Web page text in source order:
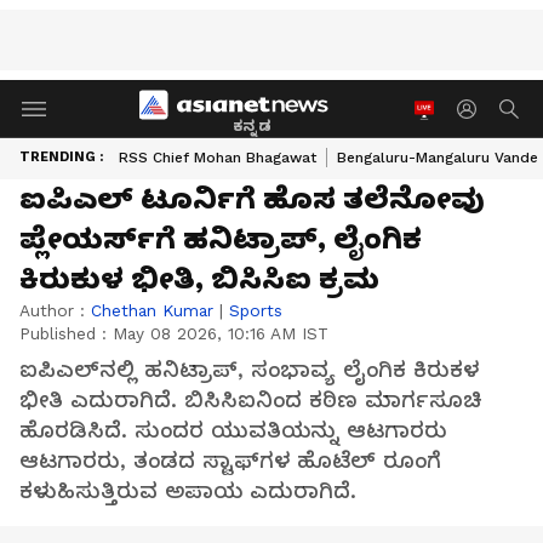
ಕನ್ನಡ
TRENDING : RSS Chief Mohan Bhagawat Bengaluru-Mangaluru
ಐಪಿಎಲ್ ಟೂರ್ನಿಗೆ ಹೊಸ ತಲೆನೋವು
ಪ್ಲೇಯರ್ಸ್‌ಗೆ ಹನಿಟ್ರಾಪ್, ಲೈಂಗಿಕ
ಕಿರುಕುಳ ಭೀತಿ, ಬಿಸಿಸಿಐ ಕ್ರಮ
Author : Chethan Kumar | Sports
Published : May 08 2026, 10:16 AM IST
ಐಪಿಎಲ್‌ನಲ್ಲಿ ಹನಿಟ್ರಾಪ್, ಸಂಭಾವ್ಯ ಲೈಂಗಿಕ ಕಿರುಕಳ
ಭೀತಿ ಎದುರಾಗಿದೆ. ಬಿಸಿಸಿಐನಿಂದ ಕಠಿಣ ಮಾರ್ಗಸೂಚಿ
ಹೊರಡಿಸಿದೆ. ಸುಂದರ ಯುವತಿಯನ್ನು ಆಟಗಾರರು
ಆಟಗಾರರು, ತಂಡದ ಸ್ಟಾಫ್‌ಗಳ ಹೊಟೆಲ್ ರೂಂಗೆ
ಕಳುಹಿಸುತ್ತಿರುವ ಅಪಾಯ ಎದುರಾಗಿದೆ.